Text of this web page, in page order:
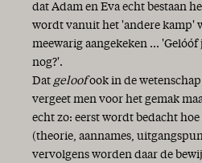
dat Adam en Eva echt bestaan
wordt vanuit het 'andere kamp'
meewarig aangekeken ... 'Gelóóf
nog?'.
Dat geloofook in de
vergeet men voor het gemak
echt zo: eerst wordt bedacht
(theorie, aannames,
vervolgens worden daar de